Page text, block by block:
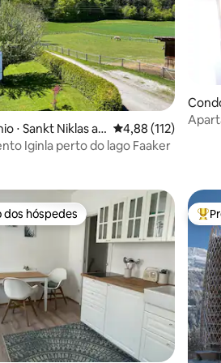
de 5, 236 avaliações
⋅ Sankt Niklas an 4,88 de uma
4,88 (112)
Iginla perto do lago Faaker
dos hóspedes
dos hóspedes